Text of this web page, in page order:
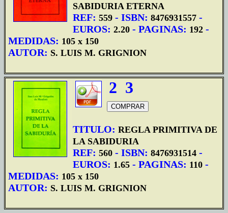
SABIDURIA ETERNA
REF: 559 - ISBN: 8476931557 -
EUROS: 2.20 - PAGINAS: 192 -
MEDIDAS: 105 x 150
AUTOR: S. LUIS M. GRIGNION
2 3
TITULO: REGLA PRIMITIVA DE
LA SABIDURIA
REF: 560 - ISBN: 8476931514 -
EUROS: 1.65 - PAGINAS: 110 -
MEDIDAS: 105 x 150
AUTOR: S. LUIS M. GRIGNION